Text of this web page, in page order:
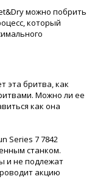
можно побрить
который
эта бритва, как
Можно ли ее
как она
Series 7 7842
станком.
и не подлежат
акцию